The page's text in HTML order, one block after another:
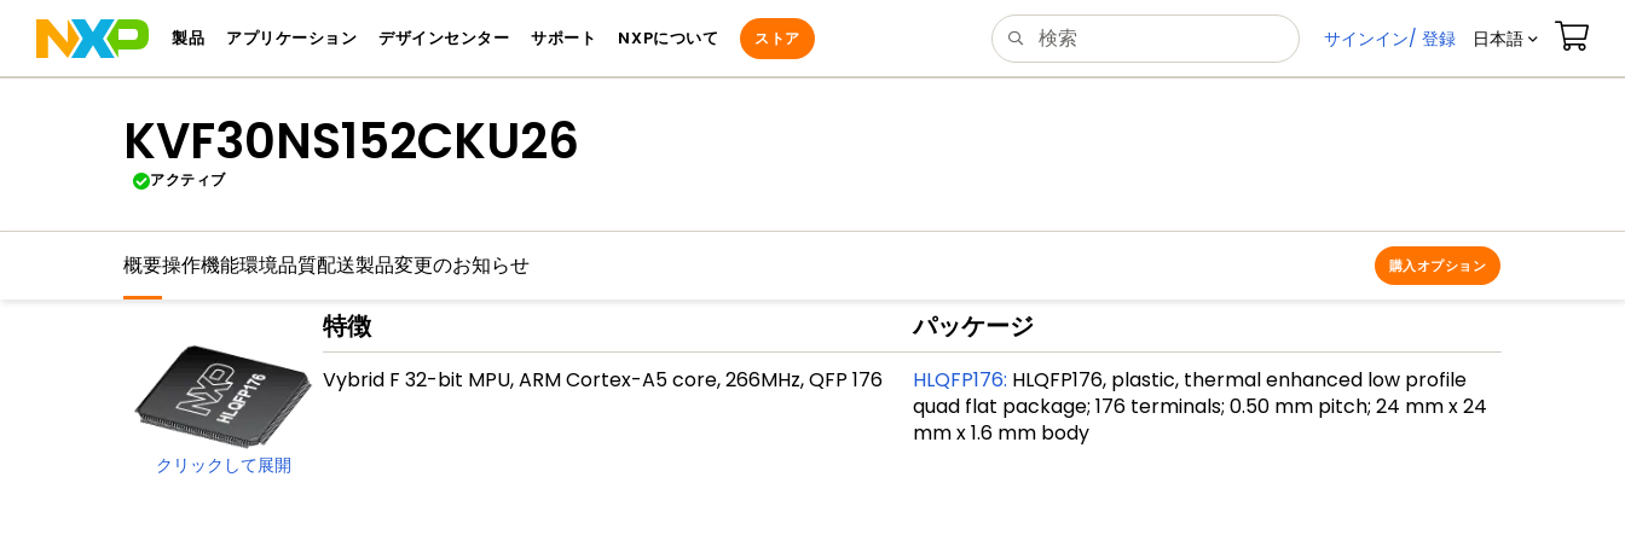
製品 アプリケーション デザインセンター サポート NXPについて ストア サインイン/ 登録 日本語
KVF30NS152CKU26
アクティブ
概要操作機能環境品質配送製品変更のお知らせ 購入オプション
クリックして展開
特徴
Vybrid F 32-bit MPU, ARM Cortex-A5 core, 266MHz, QFP 176
パッケージ
HLQFP176: HLQFP176, plastic, thermal enhanced low profile
quad flat package; 176 terminals; 0.50 mm pitch; 24 mm x 24
mm x 1.6 mm body